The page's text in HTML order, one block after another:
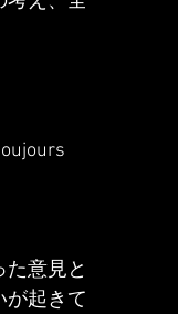
意見と
が起きて